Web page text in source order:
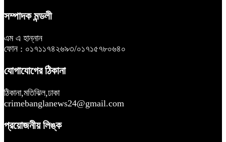
সম্পাদক মন্ডলী
এম এ হান্নান
ফোন : ০১৭১১৭৪২৬৯৩/০১৭১৫৭৮০৬৪০
যোগাযোগের ঠিকানা
ঠিকানা,মতিঝিল,ঢাকা
crimebanglanews24@gmail.com
প্রয়োজনীয় লিঙ্ক